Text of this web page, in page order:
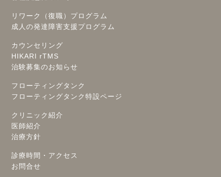
リワーク（復職）プログラム
成人の発達障害支援プログラム
カウンセリング
HIKARI rTMS
治験募集のお知らせ
フローティングタンク
フローティングタンク特設ページ
クリニック紹介
医師紹介
治療方針
診療時間・アクセス
お問合せ